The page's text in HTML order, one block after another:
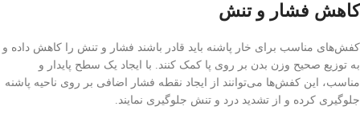
کاهش فشار و تنش
کفش‌های مناسب برای خار پاشنه باید قادر باشند فشار و تنش را کاهش داده و
به توزیع صحیح وزن بدن بر روی پا کمک کنند. با ایجاد یک سطح پایدار و
مناسب، این کفش‌ها می‌توانند از ایجاد نقطه فشار اضافی بر روی ناحیه پاشنه
جلوگیری کرده و از تشدید درد و تنش جلوگیری نمایند.